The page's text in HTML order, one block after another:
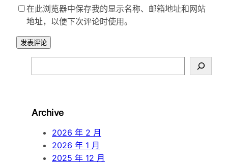
在此浏览器中保存我的显示名称、邮箱地址和网站
地址，以便下次评论时使用。
e
c
Archive
2026 年 2 月
2026 年 1 月
2025 年 12 月